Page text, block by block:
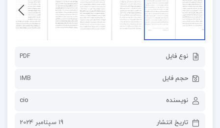
نوع فایل PDF
حجم فایل 1MB
نویسنده cio
تاریخ انتشار 19 سپتامبر 2024